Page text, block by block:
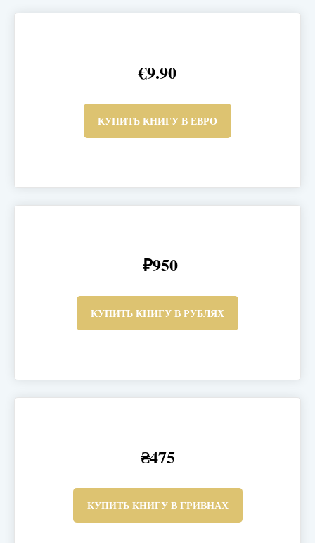
€9.90
КУПИТЬ КНИГУ В ЕВРО
₽950
КУПИТЬ КНИГУ В РУБЛЯХ
₴475
КУПИТЬ КНИГУ В ГРИВНАХ